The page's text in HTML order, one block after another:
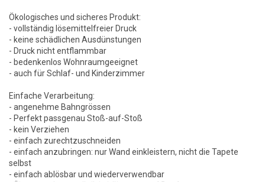
Ökologisches und sicheres Produkt:
- vollständig lösemittelfreier Druck
- keine schädlichen Ausdünstungen
- Druck nicht entflammbar
- bedenkenlos Wohnraumgeeignet
- auch für Schlaf- und Kinderzimmer
Einfache Verarbeitung:
- angenehme Bahngrössen
- Perfekt passgenau Stoß-auf-Stoß
- kein Verziehen
- einfach zurechtzuschneiden
- einfach anzubringen: nur Wand einkleistern, nicht die Tapete
selbst
- einfach ablösbar und wiederverwendbar